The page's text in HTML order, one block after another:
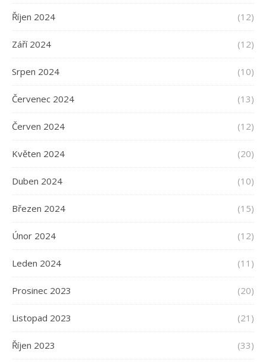
Říjen 2024 (12)
Září 2024 (12)
Srpen 2024 (10)
Červenec 2024 (13)
Červen 2024 (12)
Květen 2024 (20)
Duben 2024 (10)
Březen 2024 (15)
Únor 2024 (12)
Leden 2024 (11)
Prosinec 2023 (20)
Listopad 2023 (21)
Říjen 2023 (33)